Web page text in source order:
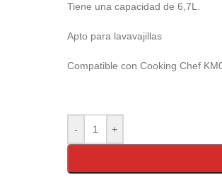
Tiene una capacidad de 6,7L.
Apto para lavavajillas
Compatible con Cooking Chef
- +